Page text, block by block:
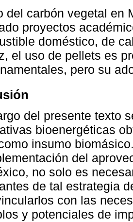
del carbón vegetal en
proyectos
doméstico, de
el uso de pellets es
pero su
del presente texto
bioenergéticas
insumo
del
no solo es
de tal estrategia
con las
y potenciales de